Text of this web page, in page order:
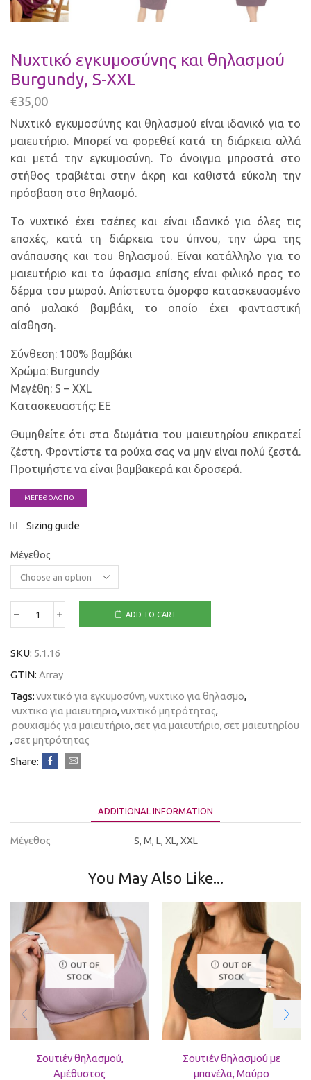
Νυχτικό εγκυμοσύνης και θηλασμού
Burgundy, S-XXL
€35,00
Νυχτικό εγκυμοσύνης και θηλασμού είναι ιδανικό για το
μαιευτήριο. Mπορεί να φορεθεί κατά τη διάρκεια αλλά
και μετά την εγκυμοσύνη. Το άνοιγμα μπροστά στο
στήθος τραβιέται στην άκρη και καθιστά εύκολη την
πρόσβαση στο θηλασμό.
Το νυχτικό έχει τσέπες και είναι ιδανικό για όλες τις
εποχές, κατά τη διάρκεια του ύπνου, την ώρα της
ανάπαυσης και του θηλασμού. Είναι κατάλληλο για το
μαιευτήριο και το ύφασμα επίσης είναι φιλικό προς το
δέρμα του μωρού. Απίστευτα όμορφο κατασκευασμένο
από μαλακό βαμβάκι, το οποίο έχει φανταστική
αίσθηση.
Σύνθεση: 100% βαμβάκι
Χρώμα: Burgundy
Μεγέθη: S – XXL
Κατασκευαστής: ΕΕ
Θυμηθείτε ότι στα δωμάτια του μαιευτηρίου επικρατεί
ζέστη. Φροντίστε τα ρούχα σας να μην είναι πολύ ζεστά.
Προτιμήστε να είναι βαμβακερά και δροσερά.
ΜΕΓΕΘΟΛΟΓΙΟ
Sizing guide
Μέγεθος
ADD TO CART
SKU: 5.1.16
GTIN: Array
Tags:νυχτικό για εγκυμοσύνη,νυχτικο για θηλασμο,
νυχτικο για μαιευτηριο,νυχτικό μητρότητας,
ρουχισμός για μαιευτήριο,σετ για μαιευτήριο,σετ μαιευτηρίου
,σετ μητρότητας
Share:
ADDITIONAL INFORMATION
Μέγεθος S, M, L, XL, XXL
You May Also Like...
OUT OF
STOCK
Σουτιέν θηλασμού,
Αμέθυστος
OUT OF
STOCK
Σουτιέν θηλασμού με
μπανέλα, Μαύρο